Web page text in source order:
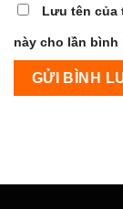
Lưu tên của
này cho lần bình